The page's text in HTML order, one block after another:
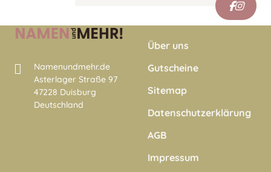
Namenundmehr.de
Asterlager Straße 97
47228 Duisburg
Deutschland
Über uns
Gutscheine
Sitemap
Datenschutzerklärung
AGB
Impressum